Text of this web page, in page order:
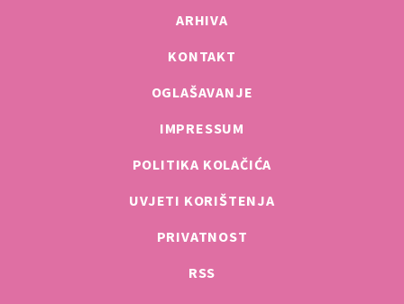
ARHIVA
KONTAKT
OGLAŠAVANJE
IMPRESSUM
POLITIKA KOLAČIĆA
UVJETI KORIŠTENJA
PRIVATNOST
RSS